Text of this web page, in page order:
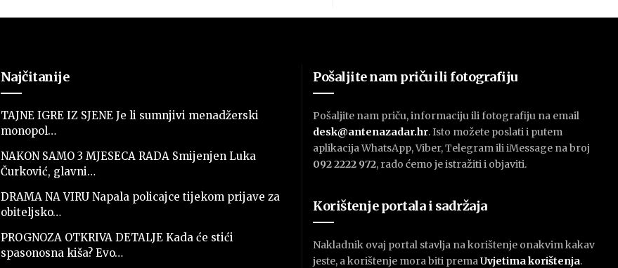
Najčitanije
TAJNE IGRE IZ SJENE Je li sumnjivi menadžerski
monopol…
NAKON SAMO 3 MJESECA RADA Smijenjen Luka
Čurković, glavni…
DRAMA NA VIRU Napala policajce tijekom prijave za
obiteljsko…
PROGNOZA OTKRIVA DETALJE Kada će stići
spasonosna kiša? Evo…
Pošaljite nam priču ili fotografiju
Pošaljite nam priču, informaciju ili fotografiju na email
desk@antenazadar.hr. Isto možete poslati i putem
aplikacija WhatsApp, Viber, Telegram ili iMessage na broj
092 2222 972, rado ćemo je istražiti i objaviti.
Korištenje portala i sadržaja
Nakladnik ovaj portal stavlja na korištenje onakvim kakav
jeste, a korištenje mora biti premaUvjetima korištenja.